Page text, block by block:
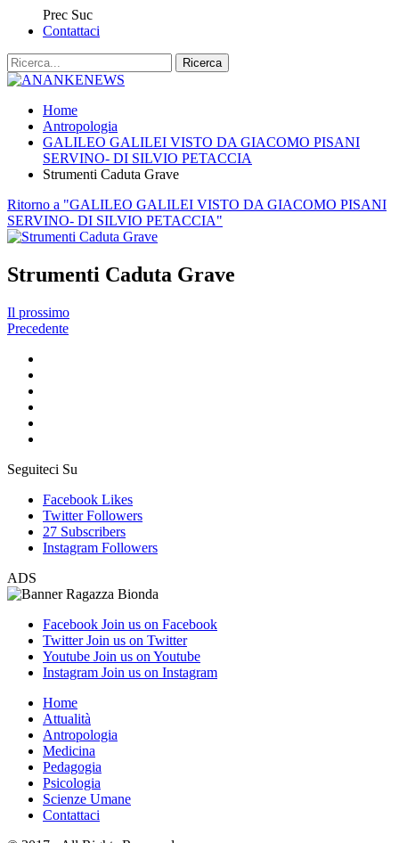
Prec Suc
Contattaci
Home
Antropologia
GALILEO GALILEI VISTO DA GIACOMO PISANI
SERVINO- DI SILVIO PETACCIA
Strumenti Caduta Grave
Ritorno a "GALILEO GALILEI VISTO DA GIACOMO PISANI
SERVINO- DI SILVIO PETACCIA"
Strumenti Caduta Grave
Il prossimo
Precedente
Seguiteci Su
Facebook Likes
Twitter Followers
27 Subscribers
Instagram Followers
ADS
Facebook Join us on Facebook
Twitter Join us on Twitter
Youtube Join us on Youtube
Instagram Join us on Instagram
Home
Attualità
Antropologia
Medicina
Pedagogia
Psicologia
Scienze Umane
Contattaci